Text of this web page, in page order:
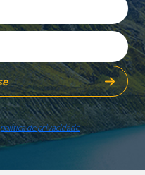
política de privacidade